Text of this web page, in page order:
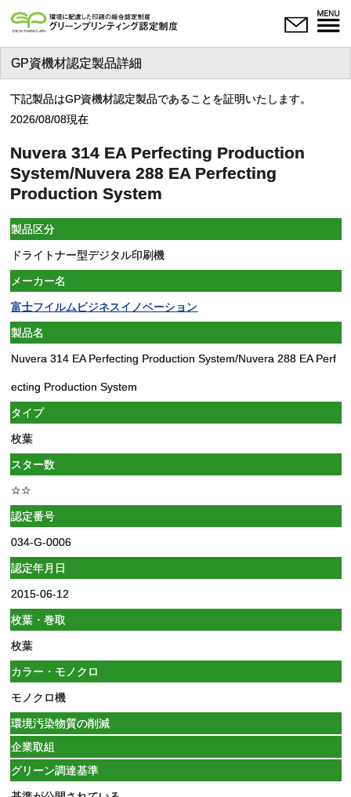
GP資機材認定製品詳細
下記製品はGP資機材認定製品であることを証明いたします。
2026/08/08現在
Nuvera 314 EA Perfecting Production
System/Nuvera 288 EA Perfecting
Production System
製品区分
ドライトナー型デジタル印刷機
メーカー名
富士フイルムビジネスイノベーション
製品名
Nuvera 314 EA Perfecting Production System/Nuvera 288 EA Perf
ecting Production System
タイプ
枚葉
スター数
☆☆
認定番号
034-G-0006
認定年月日
2015-06-12
枚葉・巻取
枚葉
カラー・モノクロ
モノクロ機
環境汚染物質の削減
企業取組
グリーン調達基準